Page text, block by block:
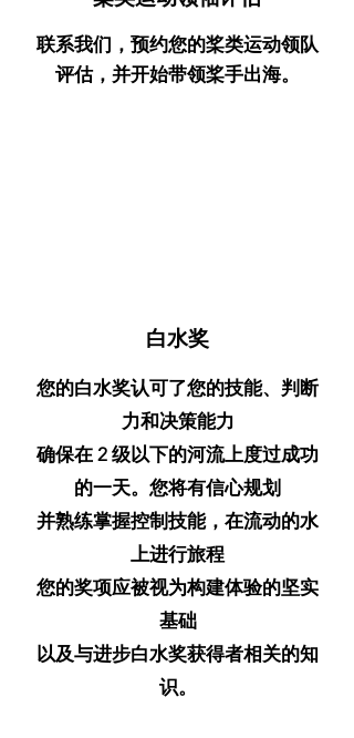
联系我们，预约您的桨类运动领队
评估，并开始带领桨手出海。
白水奖
您的白水奖认可了您的技能、判断
力和决策能力
确保在 2 级以下的河流上度过成功
的一天。您将有信心规划
并熟练掌握控制技能，在流动的水
上进行旅程
您的奖项应被视为构建体验的坚实
基础
以及与进步白水奖获得者相关的知
识。